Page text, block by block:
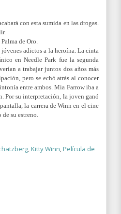
con esta sumida en las drogas.
de Oro.
adictos a la heroína. La cinta
en Needle Park fue la segunda
a trabajar juntos dos años más
pero se echó atrás al conocer
entre ambos.Mia Farrow iba a
Por su interpretación, la joven ganó
la carrera de Winn en el cine
su estreno.
,Kitty Winn,Película de